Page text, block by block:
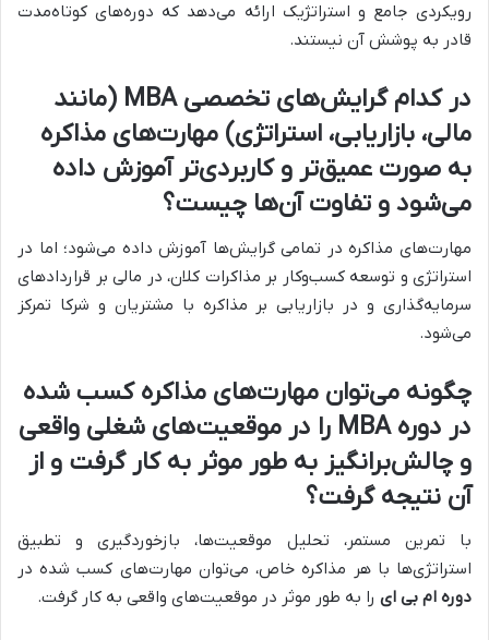
رویکردی جامع و استراتژیک ارائه می‌دهد که دوره‌های کوتاه‌مدت
قادر به پوشش آن نیستند.
در کدام گرایش‌های تخصصیMBA (مانند
مالی، بازاریابی، استراتژی) مهارت‌های مذاکره
به صورت عمیق‌تر و کاربردی‌تر آموزش داده
می‌شود و تفاوت آن‌ها چیست؟
مهارت‌های مذاکره در تمامی گرایش‌ها آموزش داده می‌شود؛ اما در
استراتژی و توسعه کسب‌وکار بر مذاکرات کلان، در مالی بر قراردادهای
سرمایه‌گذاری و در بازاریابی بر مذاکره با مشتریان و شرکا تمرکز
می‌شود.
چگونه می‌توان مهارت‌های مذاکره کسب شده
در دوره MBA
را در موقعیت‌های شغلی واقعی
و چالش‌برانگیز به طور موثر به کار گرفت و از
آن نتیجه گرفت؟
با تمرین مستمر، تحلیل موقعیت‌ها، بازخوردگیری و تطبیق
استراتژی‌ها با هر مذاکره خاص، می‌توان مهارت‌های کسب شده در
دوره ام بی ای را به طور موثر در موقعیت‌های واقعی به کار گرفت.